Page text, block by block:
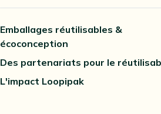
Emballages réutilisables &
écoconception
Des partenariats pour le
L'impact Loopipak